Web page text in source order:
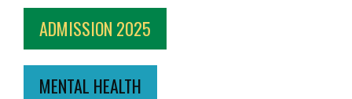
ADMISSION 2025
MENTAL HEALTH